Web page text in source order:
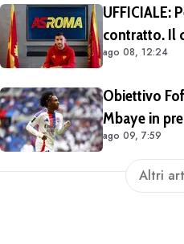
UFFICIALE:
contratto. Il
condivisione
ago 08, 12:24
Obiettivo
Mbaye in
ago 09, 7:59
Altri